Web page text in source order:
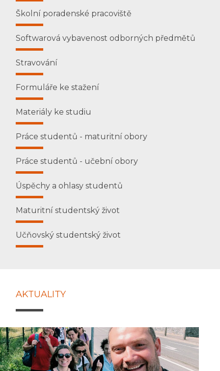
Školní poradenské pracoviště
Softwarová vybavenost odborných předmětů
Stravování
Formuláře ke stažení
Materiály ke studiu
Práce studentů - maturitní obory
Práce studentů - učební obory
Úspěchy a ohlasy studentů
Maturitní studentský život
Učňovský studentský život
AKTUALITY